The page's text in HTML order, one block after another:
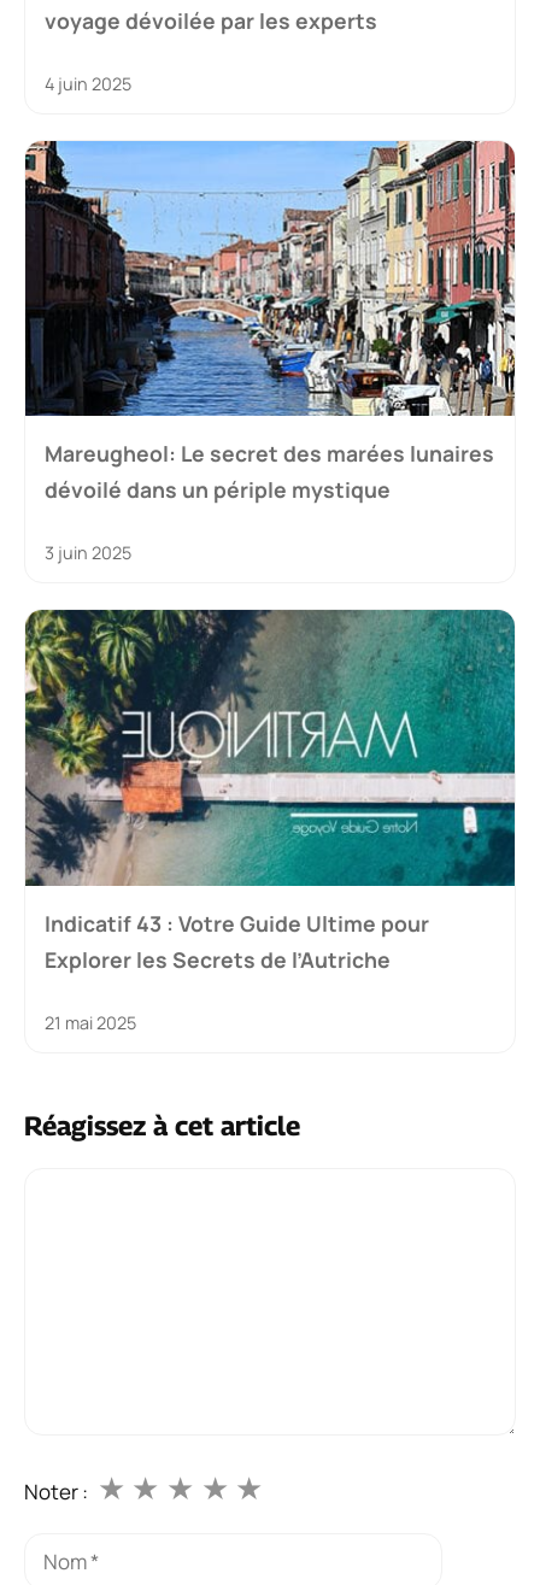
voyage dévoilée par les experts
4 juin 2025
Mareugheol: Le secret des marées lunaires
dévoilé dans un périple mystique
3 juin 2025
Indicatif 43 : Votre Guide Ultime pour
Explorer les Secrets de l’Autriche
21 mai 2025
Réagissez à cet article
Noter : ★
★
★
★
★
Nom